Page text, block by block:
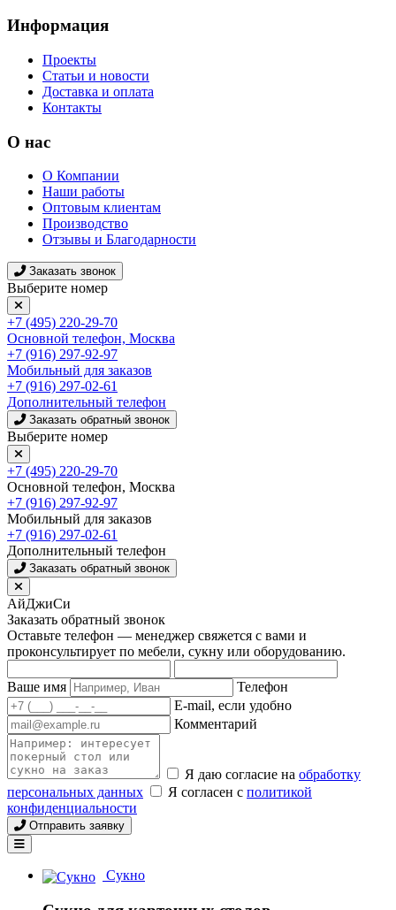
Информация
Проекты
Статьи и новости
Доставка и оплата
Контакты
О нас
О Компании
Наши работы
Оптовым клиентам
Производство
Отзывы и Благодарности
Заказать звонок
Выберите номер
+7 (495) 220-29-70
Основной телефон, Москва
+7 (916) 297-92-97
Мобильный для заказов
+7 (916) 297-02-61
Дополнительный телефон
Заказать обратный звонок
Выберите номер
+7 (495) 220-29-70
Основной телефон, Москва
+7 (916) 297-92-97
Мобильный для заказов
+7 (916) 297-02-61
Дополнительный телефон
Заказать обратный звонок
АйДжиСи
Заказать обратный звонок
Оставьте телефон — менеджер свяжется с вами и
проконсультирует по мебели, сукну или оборудованию.
Ваше имя
Телефон
E-mail, если удобно
Комментарий
Я даю согласие на обработку
персональных данных
Я согласен с политикой
конфиденциальности
Отправить заявку
Сукно